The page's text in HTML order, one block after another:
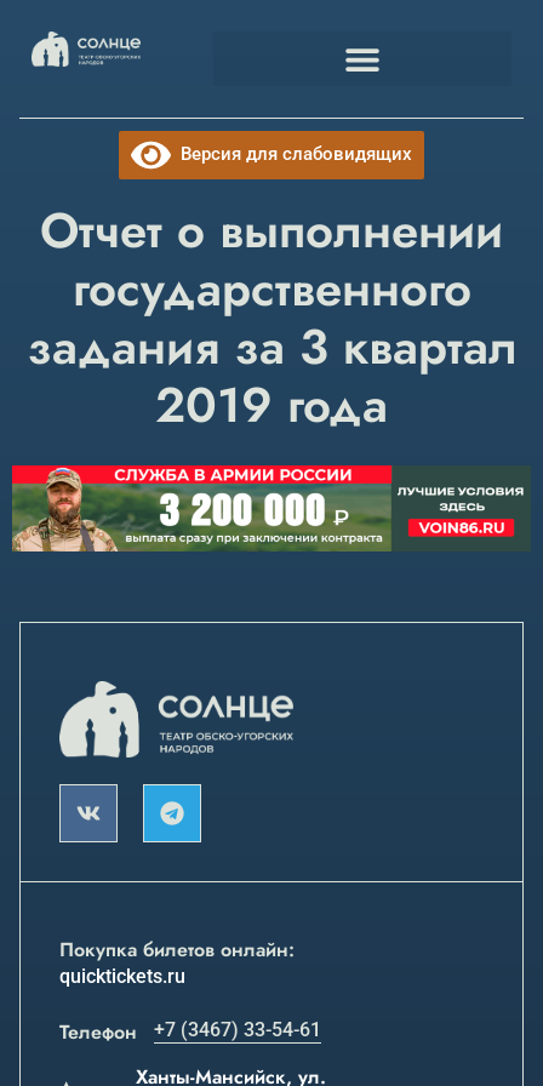
Версия для слабовидящих
Отчет о выполнении
государственного
задания за 3 квартал
2019 года
Покупка билетов онлайн:
quicktickets.ru
Телефон +7 (3467) 33-54-61
Ханты-Мансийск, ул.